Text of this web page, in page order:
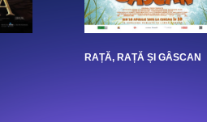
RAȚĂ, RAȚĂ ȘI GÂSCAN